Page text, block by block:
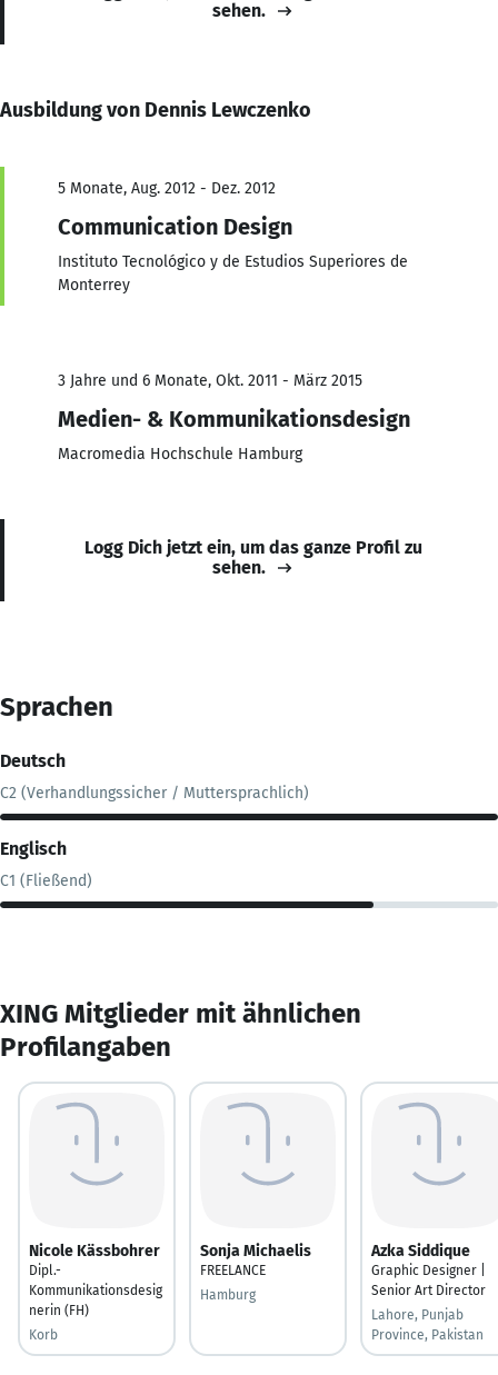
sehen.
Ausbildung von Dennis Lewczenko
5 Monate, Aug. 2012 - Dez. 2012
Communication Design
Instituto Tecnológico y de Estudios Superiores de
Monterrey
3 Jahre und 6 Monate, Okt. 2011 - März 2015
Medien- & Kommunikationsdesign
Macromedia Hochschule Hamburg
Logg Dich jetzt ein, um das ganze Profil zu
sehen.
Sprachen
Deutsch
C2 (Verhandlungssicher / Muttersprachlich)
Englisch
C1 (Fließend)
XING Mitglieder mit ähnlichen
Profilangaben
Nicole Kässbohrer
Dipl.-
Kommunikationsdesig
nerin (FH)
Korb
Sonja Michaelis
FREELANCE
Hamburg
Azka Siddique
Graphic Designer |
Senior Art Director
Lahore, Punjab
Province, Pakistan